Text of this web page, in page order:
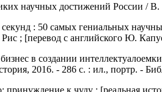
научных достижений России / В.
секунд : 50 самых гениальных
; [перевод с английского Ю.
в создании
2016. - 286 с. : ил., портр. -
к чуду : [реальная